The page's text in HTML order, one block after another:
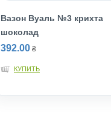
Вазон Вуаль №3 крихта
шоколад
392.00 ₴
КУПИТЬ